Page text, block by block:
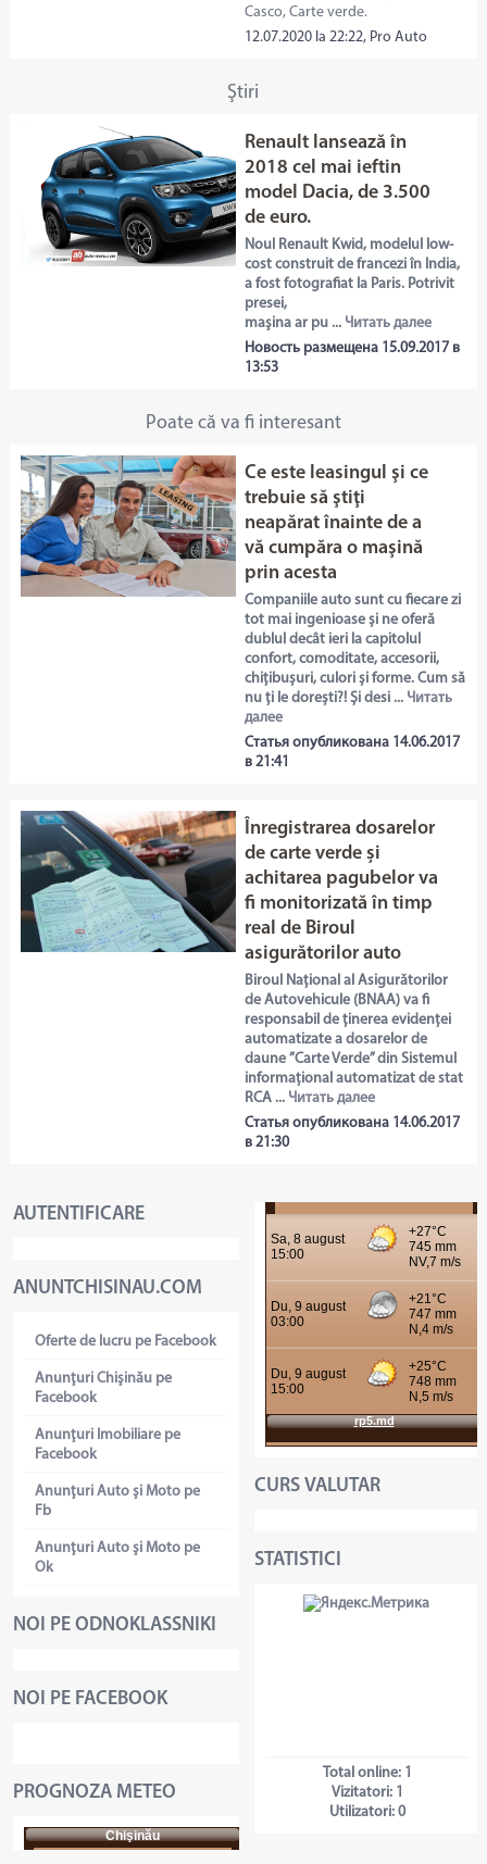
Casco, Carte verde.
12.07.2020 la 22:22, Pro Auto
Ştiri
Renault lansează în
2018 cel mai ieftin
model Dacia, de 3.500
de euro.
Noul Renault Kwid, modelul low-
cost construit de francezi în India,
a fost fotografiat la Paris. Potrivit
presei,
maşina ar pu ... Читать далее
Новость размещена 15.09.2017 в
13:53
Poate că va fi interesant
Ce este leasingul şi ce
trebuie să ştiţi
neapărat înainte de a
vă cumpăra o maşină
prin acesta
Companiile auto sunt cu fiecare zi
tot mai ingenioase și ne oferă
dublul decât ieri la capitolul
confort, comoditate, accesorii,
chițibușuri, culori și forme. Cum să
nu ți le dorești?! Și desi ... Читать
далее
Статья опубликована 14.06.2017
в 21:41
Înregistrarea dosarelor
de carte verde și
achitarea pagubelor va
fi monitorizată în timp
real de Biroul
asigurătorilor auto
Biroul Național al Asigurătorilor
de Autovehicule (BNAA) va fi
responsabil de ținerea evidenței
automatizate a dosarelor de
daune ”Carte Verde” din Sistemul
informațional automatizat de stat
RCA ... Читать далее
Статья опубликована 14.06.2017
в 21:30
AUTENTIFICARE
ANUNTCHISINAU.COM
Oferte de lucru pe Facebook
Anunţuri Chişinău pe
Facebook
Anunţuri Imobiliare pe
Facebook
Anunţuri Auto şi Moto pe
Fb
Anunţuri Auto şi Moto pe
Ok
NOI PE ODNOKLASSNIKI
NOI PE FACEBOOK
PROGNOZA METEO
Chişinău
CURS VALUTAR
STATISTICI
Total online: 1
Vizitatori: 1
Utilizatori:0